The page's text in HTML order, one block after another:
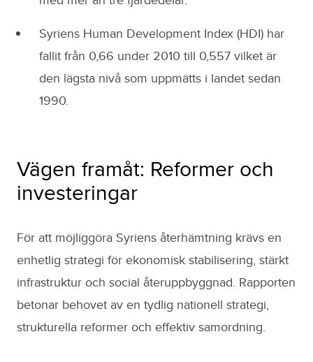
Syriens Human Development Index (HDI) har
fallit från 0,66 under 2010 till 0,557 vilket är
den lägsta nivå som uppmätts i landet sedan
1990.
Vägen framåt: Reformer och
investeringar
För att möjliggöra Syriens återhämtning krävs en
enhetlig strategi för ekonomisk stabilisering, stärkt
infrastruktur och social återuppbyggnad. Rapporten
betonar behovet av en tydlig nationell strategi,
strukturella reformer och effektiv samordning.